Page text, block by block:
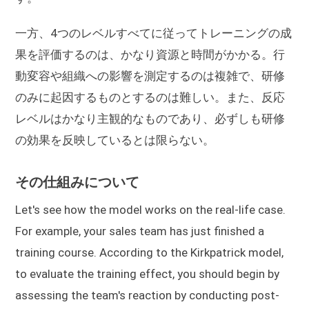
一方、4つのレベルすべてに従ってトレーニングの成
果を評価するのは、かなり資源と時間がかかる。行
動変容や組織への影響を測定するのは複雑で、研修
のみに起因するものとするのは難しい。また、反応
レベルはかなり主観的なものであり、必ずしも研修
の効果を反映しているとは限らない。
その仕組みについて
Let's see how the model works on the real-life case.
For example, your sales team has just finished a
training course. According to the Kirkpatrick model,
to evaluate the training effect, you should begin by
assessing the team's reaction by conducting post-